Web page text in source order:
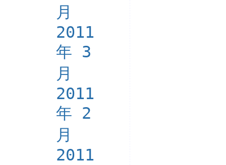
月
2011
年 3
月
2011
年 2
月
2011